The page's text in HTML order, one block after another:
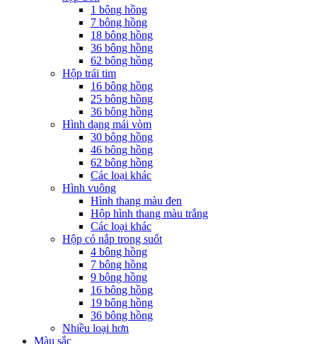
1 bông hồng
7 bông hồng
18 bông hồng
36 bông hồng
62 bông hồng
Hộp trái tim
16 bông hồng
25 bông hồng
36 bông hồng
Hình dạng mái vòm
30 bông hồng
46 bông hồng
62 bông hồng
Các loại khác
Hình vuông
Hình thang màu đen
Hộp hình thang màu trắng
Các loại khác
Hộp có nắp trong suốt
4 bông hồng
7 bông hồng
9 bông hồng
16 bông hồng
19 bông hồng
36 bông hồng
Nhiều loại hơn
Màu sắc